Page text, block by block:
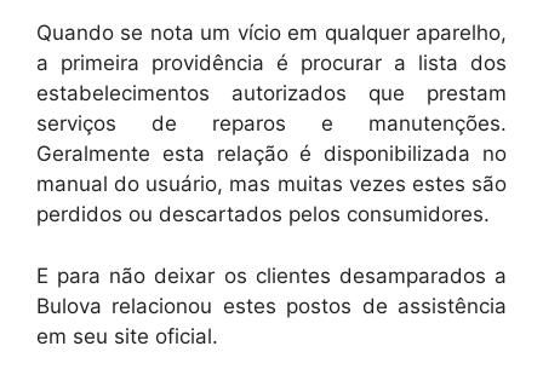
Quando se nota um vício em qualquer aparelho,
a primeira providência é procurar a lista dos
estabelecimentos autorizados que prestam
serviços de reparos e manutenções.
Geralmente esta relação é disponibilizada no
manual do usuário, mas muitas vezes estes são
perdidos ou descartados pelos consumidores.
E para não deixar os clientes desamparados a
Bulova relacionou estes postos de assistência
em seu site oficial.